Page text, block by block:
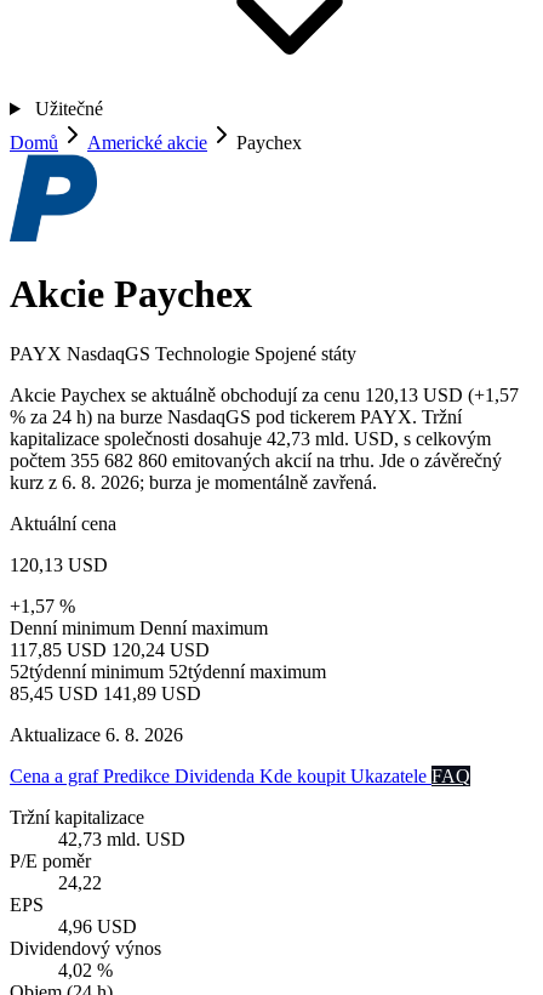
Užitečné
Domů
Americké akcie Paychex
Akcie Paychex
PAYX NasdaqGS Technologie Spojené státy
Akcie Paychex se aktuálně obchodují za cenu 120,13 USD (+1,57
% za 24 h) na burze NasdaqGS pod tickerem PAYX. Tržní
kapitalizace společnosti dosahuje 42,73 mld. USD, s celkovým
počtem 355 682 860 emitovaných akcií na trhu. Jde o závěrečný
kurz z 6. 8. 2026; burza je momentálně zavřená.
Aktuální cena
120,13 USD
+1,57 %
Denní minimum Denní maximum
117,85 USD 120,24 USD
52týdenní minimum 52týdenní maximum
85,45 USD 141,89 USD
Aktualizace 6. 8. 2026
Cena a grafPredikce Dividenda Kde koupit Ukazatele FAQ
Tržní kapitalizace
42,73 mld. USD
P/E poměr
24,22
EPS
4,96 USD
Dividendový výnos
4,02 %